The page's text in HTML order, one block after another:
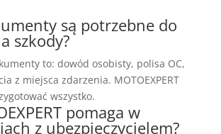
są potrzebne do
szkody?
to: dowód osobisty, polisa OC,
z miejsca zdarzenia. MOTOEXPERT
wszystko.
pomaga w
z ubezpieczycielem?